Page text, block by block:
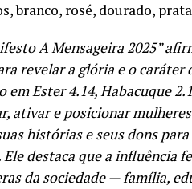
branco, rosé, dourado,
A Mensageira 2025”
revelar a glória e o caráter
em Ester 4.14, Habacuque
ativar e posicionar
histórias e seus dons
destaca que a influência
da sociedade — família,